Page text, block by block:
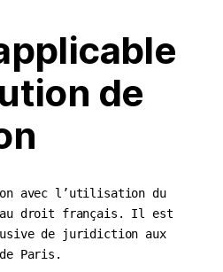
de
avec l’utilisation du
droit français. Il est
de juridiction aux
Paris.